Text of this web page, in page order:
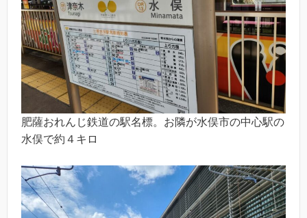
肥薩おれんじ鉄道の駅名標。お隣が水俣市の中心駅の
水俣で約４キロ